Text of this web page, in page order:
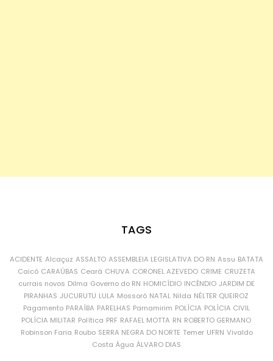
TAGS
ACIDENTE Alcaçuz ASSALTO ASSEMBLEIA LEGISLATIVA DO RN Assu BATATA
Caicó CARAÚBAS Ceará CHUVA CORONEL AZEVEDO CRIME CRUZETA
currais novos Dilma Governo do RN HOMICÍDIO INCÊNDIO JARDIM DE
PIRANHAS JUCURUTU LULA Mossoró NATAL Nilda NÉLTER QUEIROZ
Pagamento PARAÍBA PARELHAS Parnamirim POLÍCIA POLÍCIA CIVIL
POLÍCIA MILITAR Política PRF RAFAEL MOTTA RN ROBERTO GERMANO
Robinson Faria Roubo SERRA NEGRA DO NORTE Temer UFRN Vivaldo
Costa Água ÁLVARO DIAS